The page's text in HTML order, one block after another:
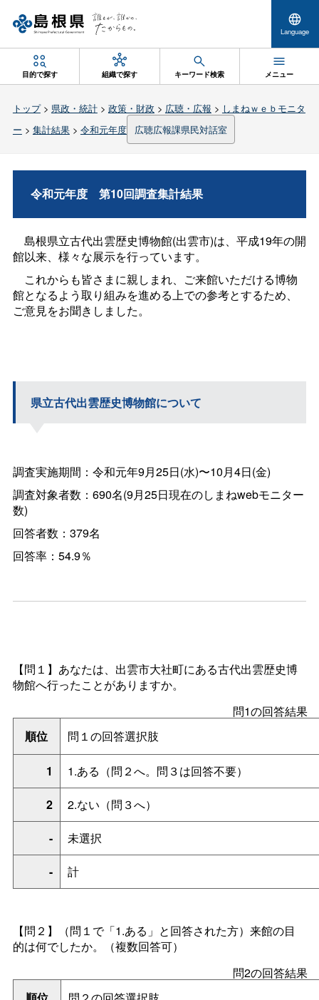
Language
目的で探す 組織で探す キーワード検索 メニュー
トップ> 県政・統計> 政策・財政 > 広聴・広報 > しまねｗｅｂモニタ
ー > 集計結果> 令和元年度 広聴広報課県民対話室
令和元年度 第10回調査集計結果
島根県立古代出雲歴史博物館(出雲市)は、平成19年の開
館以来、様々な展示を行っています。
これからも皆さまに親しまれ、ご来館いただける博物
館となるよう取り組みを進める上での参考とするため、
ご意見をお聞きしました。
県立古代出雲歴史博物館について
調査実施期間：令和元年9月25日(水)〜10月4日(金)
調査対象者数：690名(9月25日現在のしまねwebモニター
数)
回答者数：379名
回答率：54.9％
【問１】 あなたは、出雲市大社町にある古代出雲歴史博
物館へ行ったことがありますか。
問1の回答結果
順位
問１の回答選択肢
1 1.ある（問２へ。問３は回答不要）
2 2.ない（問３へ）
- 未選択
- 計
【問２】（問１で「1.ある」と回答された方） 来館の目
的は何でしたか。（複数回答可）
問2の回答結果